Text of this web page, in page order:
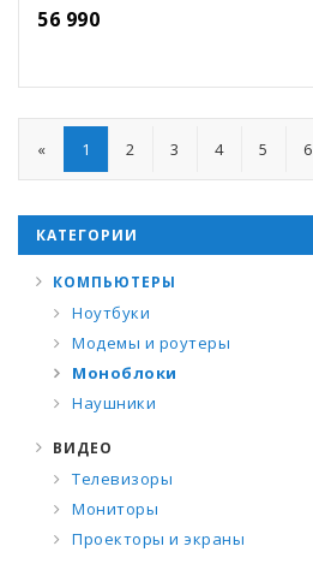
56 990
« 1 2 3 4 5 6
КАТЕГОРИИ
КОМПЬЮТЕРЫ
Ноутбуки
Модемы и роутеры
Моноблоки
Наушники
ВИДЕО
Телевизоры
Мониторы
Проекторы и экраны